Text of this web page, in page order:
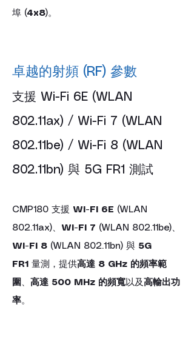
埠 (4x8)。
卓越的射頻 (RF) 參數
支援 Wi-Fi 6E (WLAN
802.11ax) / Wi-Fi 7 (WLAN
802.11be) / Wi-Fi 8 (WLAN
802.11bn) 與 5G FR1 測試
CMP180 支援 Wi-Fi 6E (WLAN
802.11ax)、 Wi-Fi 7 (WLAN 802.11be)、
Wi-Fi 8 (WLAN 802.11bn) 與 5G
FR1 量測，提供高達 8 GHz 的頻率範
圍 、 高達 500 MHz 的頻寬以及 高輸出功
率。